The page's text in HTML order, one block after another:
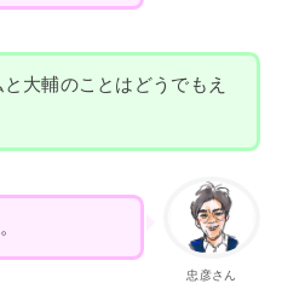
大輔のことはどうでもえ
忠彦さん